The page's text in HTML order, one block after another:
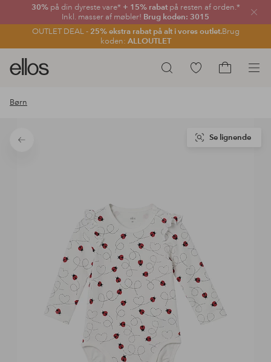
30% på din dyreste vare* + 15% rabatpå resten af orden.*
Inkl. masser af møbler! Brug koden: 3015
OUTLET DEAL - 25% ekstra rabat på alt i vores outlet.Brug
koden: ALLOUTLET
Luk
Søg
Ellos
logo
gå
forsiden
Gå
Børn
Tilbage
Se lignende